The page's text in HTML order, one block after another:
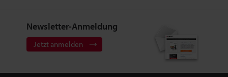
Newsletter-Anmeldung
Jetzt anmelden